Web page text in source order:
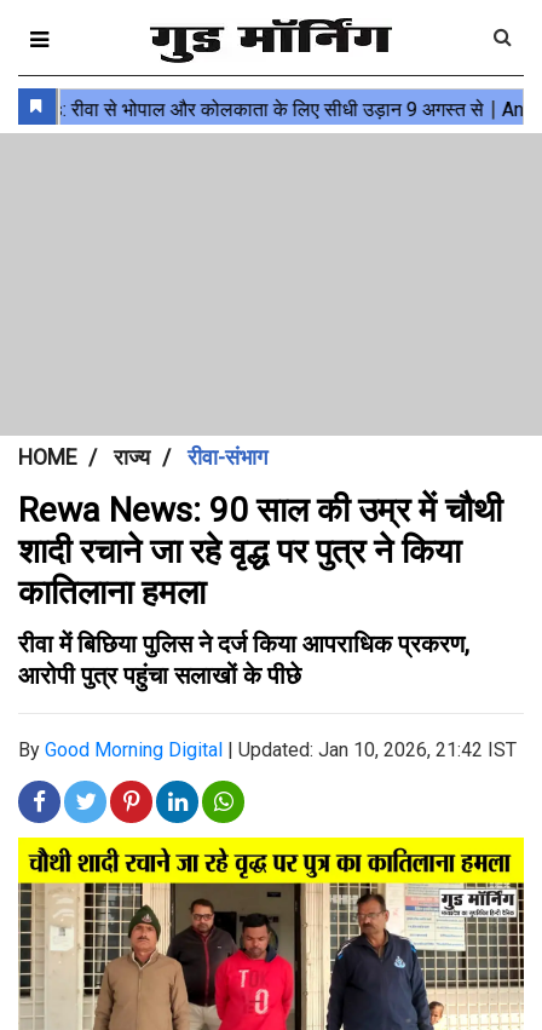
HOME राज्य रीवा-संभाग
Rewa News: 90 साल की उम्र में चौथी
शादी रचाने जा रहे वृद्ध पर पुत्र ने किया
कातिलाना हमला
रीवा में बिछिया पुलिस ने दर्ज किया आपराधिक प्रकरण,
आरोपी पुत्र पहुंचा सलाखों के पीछे
By Good Morning Digital | Updated: Jan 10, 2026, 21:42 IST